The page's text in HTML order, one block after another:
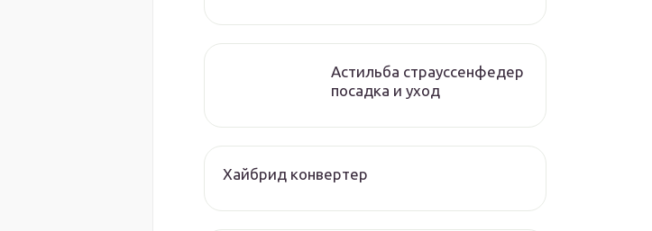
Астильба страуссенфедер
посадка и уход
Хайбрид конвертер